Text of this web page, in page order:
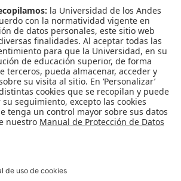
modificación Jueves, 16 Octubre 2025 16:27
« Dos Estudiantes Destacados de ingeniería de
son los ganadores de la Beca de Excelencia